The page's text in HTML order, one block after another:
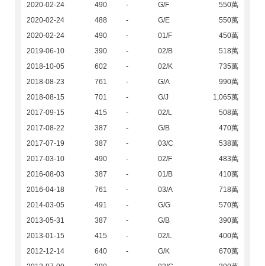
2020-02-24
490 - G/F
550萬
2020-02-24
488 - G/E
550萬
2020-02-24
490 - 01/F
450萬
2019-06-10
390 - 02/B
518萬
2018-10-05
602 - 02/K
735萬
2018-08-23
761 - G/A
990萬
2018-08-15
701 - G/J
1,065萬
2017-09-15
415 - 02/L
508萬
2017-08-22
387 - G/B
470萬
2017-07-19
387 - 03/C
538萬
2017-03-10
490 - 02/F
483萬
2016-08-03
387 - 01/B
410萬
2016-04-18
761 - 03/A
718萬
2014-03-05
491 - G/G
570萬
2013-05-31
387 - G/B
390萬
2013-01-15
415 - 02/L
400萬
2012-12-14
640 - G/K
670萬